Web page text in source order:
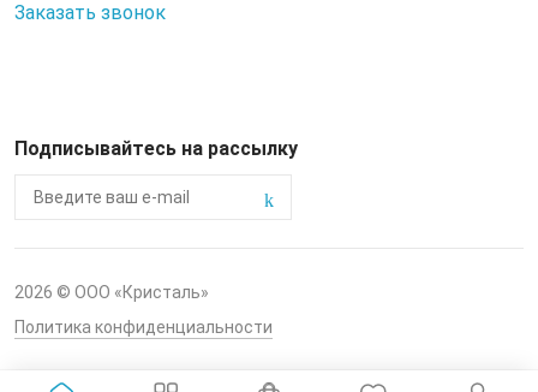
Заказать звонок
Подписывайтесь на рассылку
2026 © ООО «Кристаль»
Политика конфиденциальности